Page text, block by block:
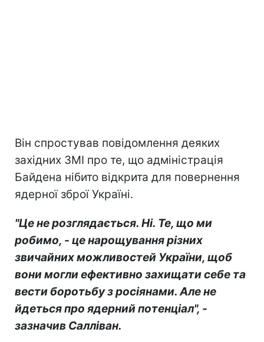
Він спростував повідомлення деяких
західних ЗМІ про те, що адміністрація
Байдена нібито відкрита для повернення
ядерної зброї Україні.
"Це не розглядається. Ні. Те, що ми
робимо, - це нарощування різних
звичайних можливостей України, щоб
вони могли ефективно захищати себе та
вести боротьбу з росіянами. Але не
йдеться про ядерний потенціал", -
зазначив Салліван.